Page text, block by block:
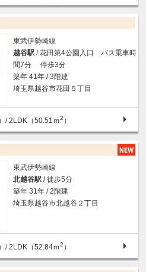
東武伊勢崎線
越谷駅 / 花田第4公園入口 バス乗車時
間7分 停歩3分
築年 41年 / 3階建
埼玉県越谷市花田５丁目
/ 2LDK（50.51ｍ2 ）
東武伊勢崎線
北越谷駅 / 徒歩5分
築年 31年 / 2階建
埼玉県越谷市北越谷２丁目
/ 2LDK（52.84ｍ2 ）